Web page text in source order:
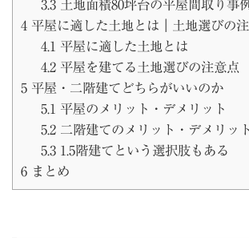
3.3土地面積80坪台の平屋間取り事
4 平屋に適した土地とは｜土地選びの
4.1 平屋に適した土地とは
4.2平屋を建てる土地選びの注意点
5 平屋・二階建てどちらがいいのか
5.1 平屋のメリット・デメリット
5.2二階建てのメリット・デメリット
5.31.5階建てという選択肢もある
6 まとめ